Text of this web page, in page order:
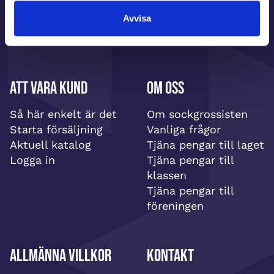
Avvisa
Att vara kund
Så här enkelt är det
Starta försäljning
Aktuell katalog
Logga in
Om oss
Om sockgrossisten
Vanliga frågor
Tjäna pengar till laget
Tjäna pengar till
klassen
Tjäna pengar till
föreningen
Allmänna villkor Kontakt